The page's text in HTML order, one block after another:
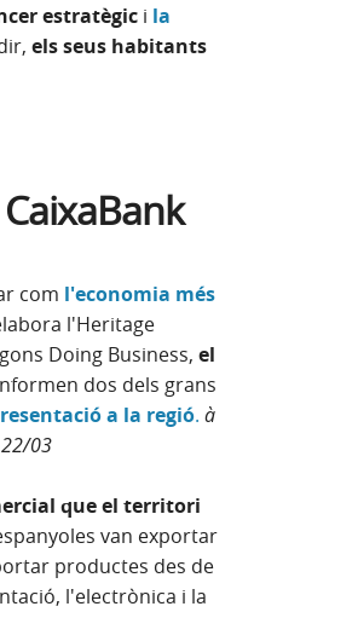
estratègici la
els seus habitants
com l'economia més
l'Heritage
Doing Business, el
dos dels grans
a la regió. à
03
que el territori
van exportar
productes des de
l'electrònica i la